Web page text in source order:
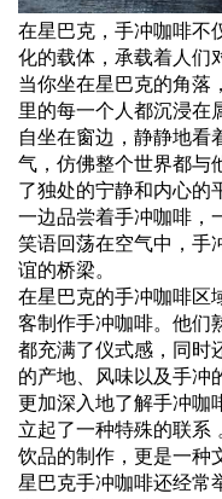
在星巴克，手冲咖啡不
化的载体，承载着人们
当你坐在星巴克的角落
里的每一个人都沉浸在
自坐在窗边，静静地看
气，仿佛整个世界都与
了独处的宁静和内心的
一边品尝着手冲咖啡，
笑语回荡在空气中，手
谊的桥梁。
在星巴克的手冲咖啡区
客制作手冲咖啡。他们
都充满了仪式感，同时
的产地、风味以及手冲
更加深入地了解手冲咖
立起了一种特殊的联系
饮品的制作，更是一种
星巴克手冲咖啡还经常